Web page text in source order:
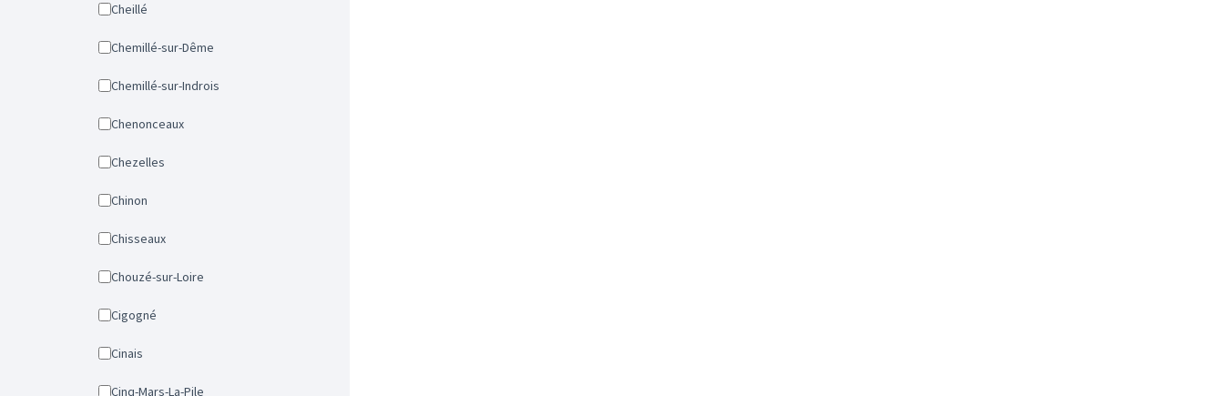
Cheillé
Chemillé-sur-Dême
Chemillé-sur-Indrois
Chenonceaux
Chezelles
Chinon
Chisseaux
Chouzé-sur-Loire
Cigogné
Cinais
Cinq-Mars-La-Pile